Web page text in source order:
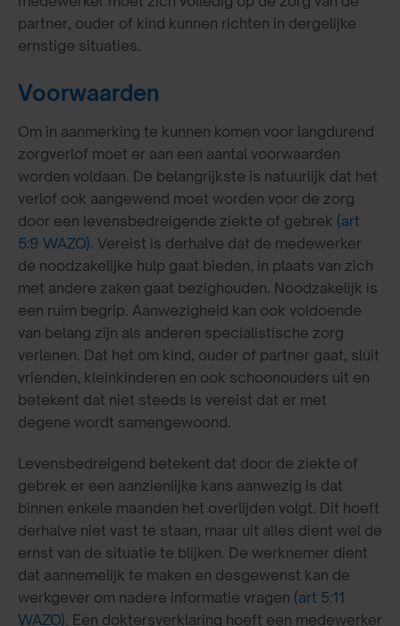
partner, ouder of kind kunnen richten in dergelijke
ernstige situaties.
Voorwaarden
Om in aanmerking te kunnen komen voor langdurend
zorgverlof moet er aan een aantal voorwaarden
worden voldaan. De belangrijkste is natuurlijk dat het
verlof ook aangewend moet worden voor de zorg
door een levensbedreigende ziekte of gebrek (art
5:9 WAZO). Vereist is derhalve dat de medewerker
de noodzakelijke hulp gaat bieden, in plaats van zich
met andere zaken gaat bezighouden. Noodzakelijk is
een ruim begrip. Aanwezigheid kan ook voldoende
van belang zijn als anderen specialistische zorg
verlenen. Dat het om kind, ouder of partner gaat, sluit
vrienden, kleinkinderen en ook schoonouders uit en
betekent dat niet steeds is vereist dat er met
degene wordt samengewoond.
Levensbedreigend betekent dat door de ziekte of
gebrek er een aanzienlijke kans aanwezig is dat
binnen enkele maanden het overlijden volgt. Dit hoeft
derhalve niet vast te staan, maar uit alles dient wel de
ernst van de situatie te blijken. De werknemer dient
dat aannemelijk te maken en desgewenst kan de
werkgever om nadere informatie vragen (art 5:11
WAZO). Een doktersverklaring hoeft een medewerker